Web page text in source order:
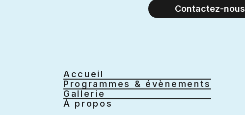
Accueil
Programmes & évènements
Gallerie
À propos
Contactez-nous